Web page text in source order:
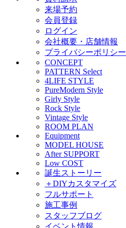
来場予約
会員登録
ログイン
会社概要・店舗情報
プライバシーポリシー
CONCEPT
PATTERN Select
4LIFE STYLE
PureModern Style
Girly Style
Rock Style
Vintage Style
ROOM PLAN
Equipment
MODEL HOUSE
After SUPPORT
Low COST
誕生ストーリー
＋DIYカスタマイズ
フルサポート
施工事例
スタッフブログ
イベント情報